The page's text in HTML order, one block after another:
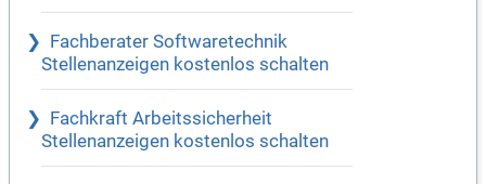
Fachberater Softwaretechnik
Stellenanzeigen kostenlos schalten
Fachkraft Arbeitssicherheit
Stellenanzeigen kostenlos schalten